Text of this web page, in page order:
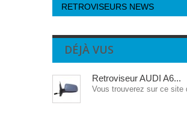
RETROVISEURS NEWS
DÉJÀ VUS
Retroviseur AUDI A6...
Vous trouverez sur ce site